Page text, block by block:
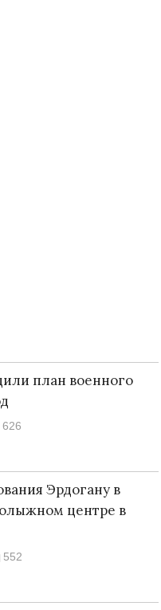
план военного
626
Эрдогану в
центре в
552